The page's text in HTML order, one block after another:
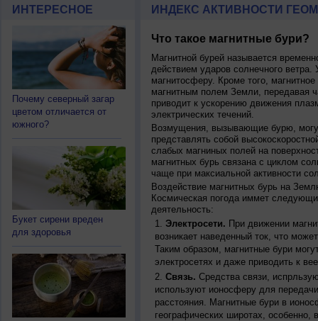
ИНТЕРЕСНОЕ
Почему северный загар
цветом отличается от
южного?
Букет сирени вреден
для здоровья
ИНДЕКС АКТИВНОСТИ
Что такое магнитные бури?
Магнитной бурей называется
действием ударов солнечного ветра.
магнитосферу. Кроме того,
магнитным полем Земли, передавая
приводит к ускорению движения
электрических течений.
Возмущения, вызывающие бурю,
представлять собой
слабых магниных полей на
магнитных бурь связана с циклом
чаще при максиальной активности
Воздействие магнитных бурь на
Космическая погода иммет
деятельность:
Электросети. При движении
возникает наведенный ток, что
Таким образом, магнитные бури
электросетях и даже приводить к
Связь. Средства связи,
используют ионосферу для
расстояния. Магнитные бури в
географических широтах,